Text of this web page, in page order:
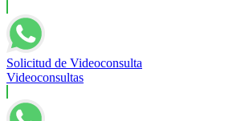
Hilos tensores
Neurología
Solicitud de Videoconsulta
Videoconsultas